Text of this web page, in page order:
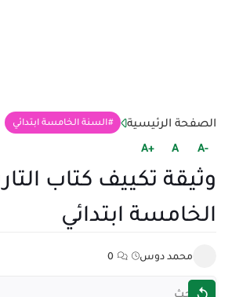
الصفحة الرئيسية السنة الخامسة ابتدائي
+A A -A
وثيقة تكييف كتاب
الخامسة ابتدائي
محمد دوس 0